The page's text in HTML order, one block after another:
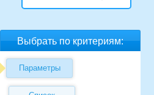
Выбрать по критериям:
Параметры